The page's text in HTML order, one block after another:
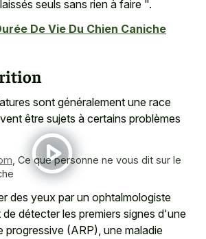
seuls sans rien à faire ".
De Vie Du Chien Caniche
sont généralement une race
être sujets à certains problèmes
Ce que personne ne vous dit sur le
des yeux par un ophtalmologiste
détecter les premiers signes d'une
progressive (ARP), une maladie